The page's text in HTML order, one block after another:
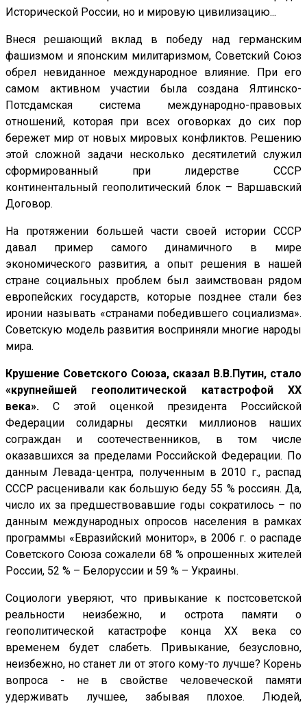
Исторической России, но и мировую цивилизацию...
Внеся решающий вклад в победу над германским
фашизмом и японским милитаризмом, Советский Союз
обрел невиданное международное влияние. При его
самом активном участии была создана Ялтинско-
Потсдамская система международно-правовых
отношений, которая при всех оговорках до сих пор
бережет мир от новых мировых конфликтов. Решению
этой сложной задачи несколько десятилетий служил
сформированный при лидерстве СССР
континентальный геополитический блок – Варшавский
Договор.
На протяжении большей части своей истории СССР
давал пример самого динамичного в мире
экономического развития, а опыт решения в нашей
стране социальных проблем был заимствован рядом
европейских государств, которые позднее стали без
иронии называть «странами победившего социализма».
Советскую модель развития восприняли многие народы
мира.
Крушение Советского Союза, сказал В.В.Путин, стало
«крупнейшей геополитической катастрофой ХХ
века». С этой оценкой президента Российской
Федерации солидарны десятки миллионов наших
сограждан и соотечественников, в том числе
оказавшихся за пределами Российской Федерации. По
данным Левада-центра, полученным в 2010 г., распад
СССР расценивали как большую беду 55 % россиян. Да,
число их за предшествовавшие годы сократилось – по
данным международных опросов населения в рамках
программы «Евразийский монитор», в 2006 г. о распаде
Советского Союза сожалели 68 % опрошенных жителей
России, 52 % – Белоруссии и 59 % – Украины.
Социологи уверяют, что привыкание к постсоветской
реальности неизбежно, и острота памяти о
геополитической катастрофе конца ХХ века со
временем будет слабеть. Привыкание, безусловно,
неизбежно, но станет ли от этого кому-то лучше? Корень
вопроса - не в свойстве человеческой памяти
удерживать лучшее, забывая плохое. Людей,